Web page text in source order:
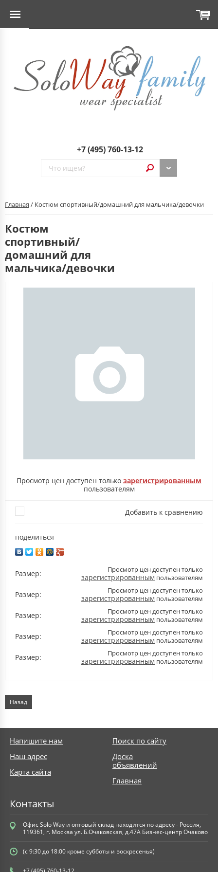
+7 (495) 760-13-12
Главная / Костюм спортивный/домашний для мальчика/девочки
Костюм
спортивный/
домашний для
мальчика/девочки
Просмотр цен доступен только зарегистрированным
пользователям
Добавить к сравнению
поделиться
Размер: Просмотр цен доступен только
зарегистрированным пользователям
Размер: Просмотр цен доступен только
зарегистрированным пользователям
Размер: Просмотр цен доступен только
зарегистрированным пользователям
Размер: Просмотр цен доступен только
зарегистрированным пользователям
Размер: Просмотр цен доступен только
зарегистрированным пользователям
Назад
Напишите нам
Наш адрес
Карта сайта
Поиск по сайту
Доска
объявлений
Главная
Контакты
Офис Solo Way и оптовый склад находится по адресу - Россия,
119361, г. Москва ул. Б.Очаковская, д.47А Бизнес-центр Очаково
(с 9:30 до 18:00 кроме субботы и воскресенья)